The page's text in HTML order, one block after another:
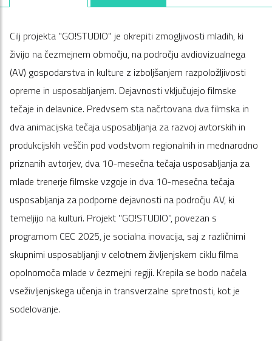
Cilj projekta "GO!STUDIO" je okrepiti zmogljivosti mladih, ki
živijo na čezmejnem območju, na področju avdiovizualnega
(AV) gospodarstva in kulture z izboljšanjem razpoložljivosti
opreme in usposabljanjem. Dejavnosti vključujejo filmske
tečaje in delavnice. Predvsem sta načrtovana dva filmska in
dva animacijska tečaja usposabljanja za razvoj avtorskih in
produkcijskih veščin pod vodstvom regionalnih in mednarodno
priznanih avtorjev, dva 10-mesečna tečaja usposabljanja za
mlade trenerje filmske vzgoje in dva 10-mesečna tečaja
usposabljanja za podporne dejavnosti na področju AV, ki
temeljijo na kulturi. Projekt "GO!STUDIO", povezan s
programom CEC 2025, je socialna inovacija, saj z različnimi
skupnimi usposabljanji v celotnem življenjskem ciklu filma
opolnomoča mlade v čezmejni regiji. Krepila se bodo načela
vseživljenjskega učenja in transverzalne spretnosti, kot je
sodelovanje.